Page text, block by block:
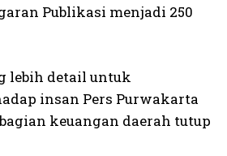
Publikasi menjadi 250
lebih detail untuk
insan Pers Purwakarta
keuangan daerah tutup